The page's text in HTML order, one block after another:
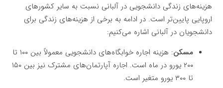
هزینه‌های زندگی دانشجویی در آلبانی نسبت به سایر کشورهای
اروپایی پایین‌تر است. در ادامه به برخی از هزینه‌های زندگی برای
دانشجویان در آلبانی اشاره می‌کنیم:
مسکن
: هزینه اجاره خوابگاه‌های دانشجویی معمولاً بین ۱۰۰ تا
۲۰۰ یورو در ماه است. اجاره آپارتمان‌های مشترک نیز بین ۱۵۰
تا ۳۰۰ یورو متغیر است.